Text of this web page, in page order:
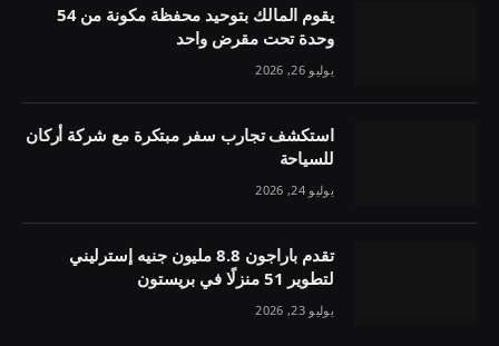
يقوم المالك بتوحيد محفظة مكونة من 54
وحدة تحت مقرض واحد
يوليو 26, 2026
استكشف تجارب سفر مبتكرة مع شركة أركان
للسياحة
يوليو 24, 2026
تقدم باراجون 8.8 مليون جنيه إسترليني
لتطوير 51 منزلًا في بريستون
يوليو 23, 2026